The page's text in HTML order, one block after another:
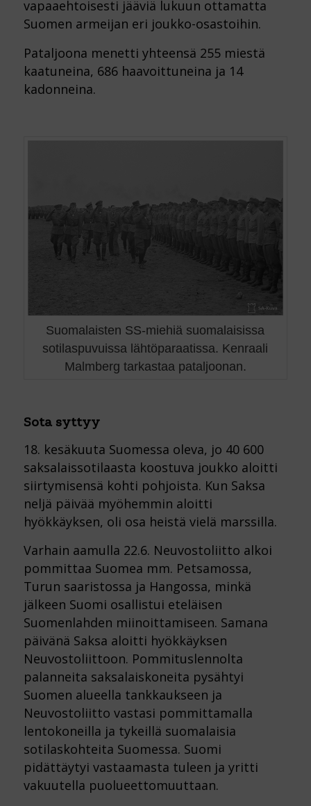
vapaaehtoisesti jääviä lukuun ottamatta
Suomen armeijan eri joukko-osastoihin.
Pataljoona menetti yhteensä 255 miestä
kaatuneina, 686 haavoittuneina ja 14
kadonneina.
Suomalaisten SS-miehiä suomalaisissa
sotilaspuvuissa lähtöparaatissa. Kenraali
Malmberg tarkastaa pataljoonan.
Sota syttyy
18. kesäkuuta Suomessa oleva, jo 40 600
saksalaissotilaasta koostuva joukko aloitti
siirtymisensä kohti pohjoista. Kun Saksa
neljä päivää myöhemmin aloitti
hyökkäyksen, oli osa heistä vielä marssilla.
Varhain aamulla 22.6. Neuvostoliitto alkoi
pommittaa Suomea mm. Petsamossa,
Turun saaristossa ja Hangossa, minkä
jälkeen Suomi osallistui eteläisen
Suomenlahden miinoittamiseen. Samana
päivänä Saksa aloitti hyökkäyksen
Neuvostoliittoon. Pommituslennolta
palanneita saksalaiskoneita pysähtyi
Suomen alueella tankkaukseen ja
Neuvostoliitto vastasi pommittamalla
lentokoneilla ja tykeillä suomalaisia
sotilaskohteita Suomessa. Suomi
pidättäytyi vastaamasta tuleen ja yritti
vakuutella puolueettomuuttaan.